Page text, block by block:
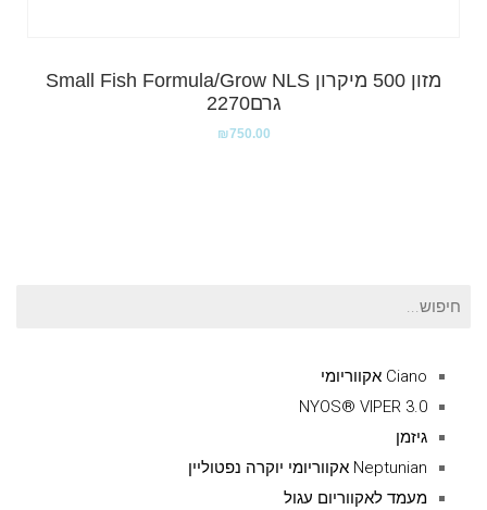
מזון 500 מיקרון Small Fish Formula/Grow NLS
גרם2270
₪750.00
חיפוש
Ciano אקווריומי
NYOS® VIPER 3.0
גיזמן
Neptunian אקווריומי יוקרה נפטוליין
מעמד לאקווריום עגול